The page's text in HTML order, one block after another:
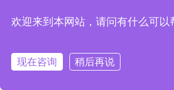
客户管理
生产管理
项目管理
欢迎来到本网站，请问有什么可以
现在咨询 稍后再说